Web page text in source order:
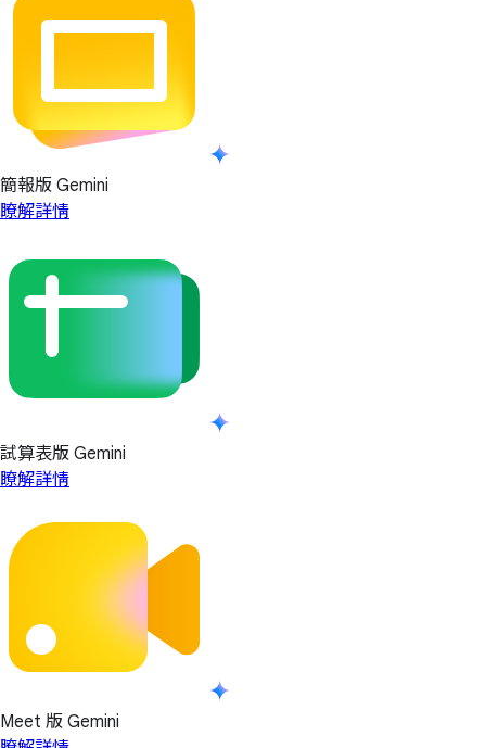
簡報版 Gemini
瞭解詳情
試算表版 Gemini
瞭解詳情
Meet 版 Gemini